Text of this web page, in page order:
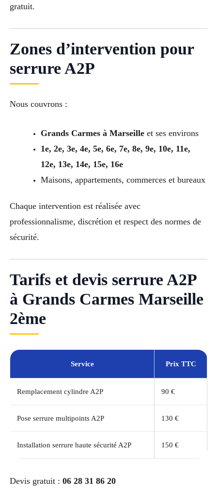
gratuit.
Zones d’intervention pour
serrure A2P
Nous couvrons :
Grands Carmes à Marseilleet ses environs
1e, 2e, 3e, 4e, 5e, 6e, 7e, 8e, 9e, 10e, 11e,
12e, 13e, 14e, 15e, 16e
Maisons, appartements, commerces et bureaux
Chaque intervention est réalisée avec
professionnalisme, discrétion et respect des normes de
sécurité.
Tarifs et devis serrure A2P
à Grands Carmes Marseille
2ème
Service Prix TTC
Remplacement cylindre A2P 90 €
Pose serrure multipoints A2P 130 €
Installation serrure haute sécurité A2P 150 €
Devis gratuit : 06 28 31 86 20